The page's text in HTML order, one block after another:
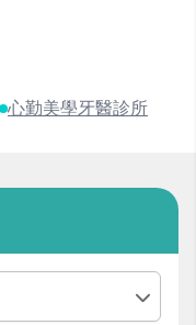
心勤美學牙醫診所